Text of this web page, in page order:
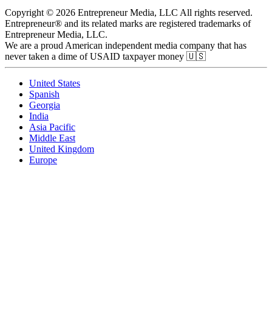
Copyright © 2026 Entrepreneur Media, LLC All rights reserved.
Entrepreneur® and its related marks are registered trademarks of
Entrepreneur Media, LLC.
We are a proud American independent media company that has
never taken a dime of USAID taxpayer money 🇺🇸
United States
Spanish
Georgia
India
Asia Pacific
Middle East
United Kingdom
Europe